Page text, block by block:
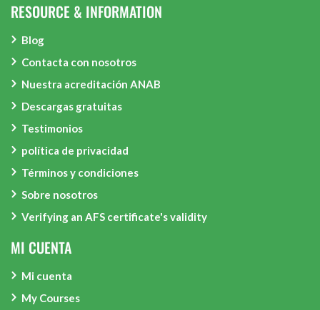
RESOURCE & INFORMATION
Blog
Contacta con nosotros
Nuestra acreditación ANAB
Descargas gratuitas
Testimonios
política de privacidad
Términos y condiciones
Sobre nosotros
Verifying an AFS certificate's validity
MI CUENTA
Mi cuenta
My Courses